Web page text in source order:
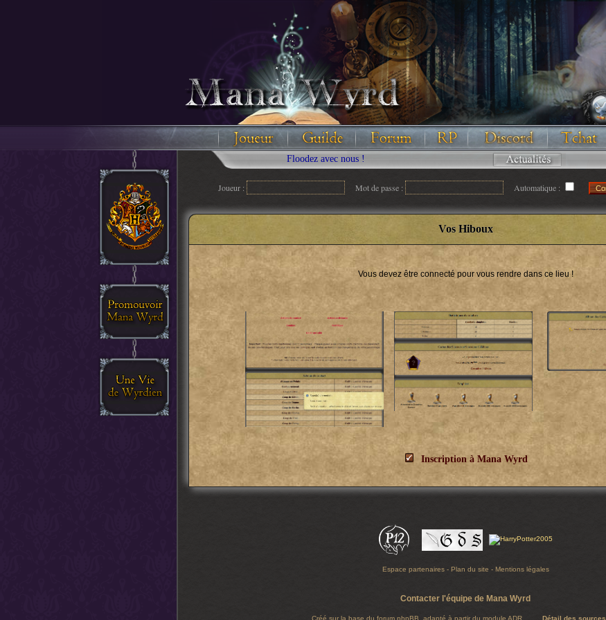
Floodez avec nous !
Joueur : Mot de passe : Automatique :
Vos Hiboux
Vous devez être connecté pour vous rendre dans ce lieu !
Inscription à Mana Wyrd
Espace partenaires- Plan du site - Mentions légales
Contacter l'équipe de Mana Wyrd
Créé sur la base du forum phpBB , adapté à partir du module ADR Détail des sources